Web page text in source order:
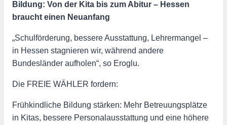
Bildung: Von der Kita bis zum Abitur – Hessen
braucht einen Neuanfang
„Schulförderung, bessere Ausstattung, Lehrermangel –
in Hessen stagnieren wir, während andere
Bundesländer aufholen“, so Eroglu.
Die FREIE WÄHLER fordern:
Frühkindliche Bildung stärken: Mehr Betreuungsplätze
in Kitas, bessere Personalausstattung und eine höhere